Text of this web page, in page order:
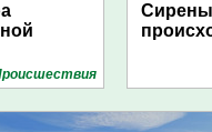
Сирены